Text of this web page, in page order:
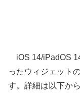
iOS 14/iPadOS
ったウィジェット
す。詳細は以下から